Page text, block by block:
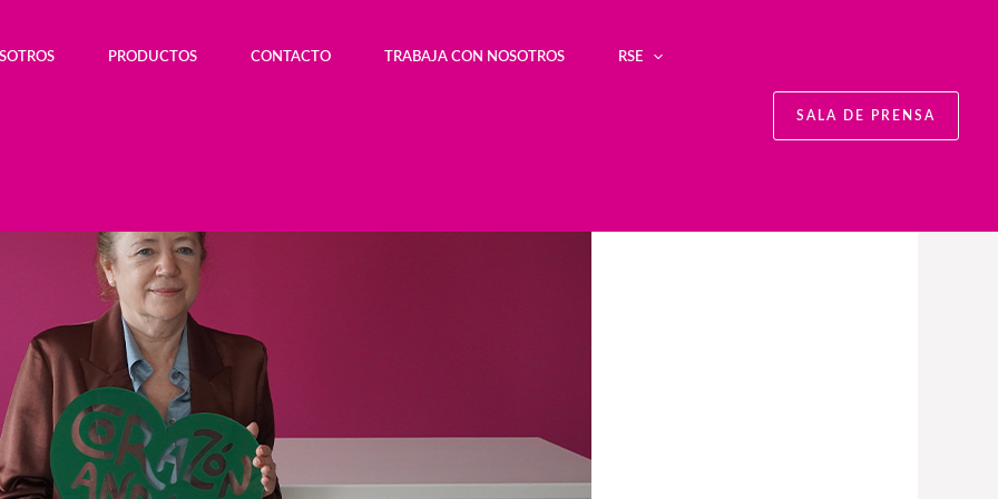
PRODUCTOS CONTACTO TRABAJA CON NOSOTROS RSE
SALA DE PRENSA